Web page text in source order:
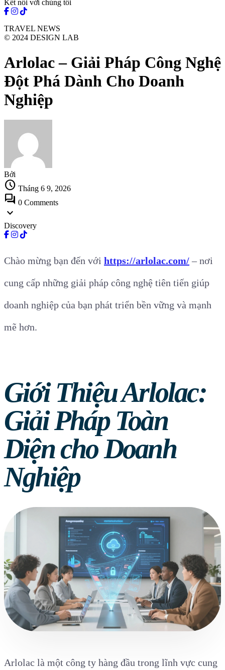
Kết nối với chúng tôi
TRAVEL NEWS
© 2024 DESIGN LAB
Arlolac – Giải Pháp Công Nghệ
Đột Phá Dành Cho Doanh
Nghiệp
Bởi
schedule Tháng 6 9, 2026
forum 0 Comments
expand_more
Discovery
Chào mừng bạn đến với https://arlolac.com/– nơi
cung cấp những giải pháp công nghệ tiên tiến giúp
doanh nghiệp của bạn phát triển bền vững và mạnh
mẽ hơn.
Giới Thiệu Arlolac:
Giải Pháp Toàn
Diện cho Doanh
Nghiệp
Arlolac là một công ty hàng đầu trong lĩnh vực cung